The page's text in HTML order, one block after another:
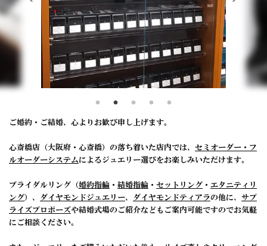
ご婚約・ご結婚、心よりお歓び申し上げます。
心斎橋店（大阪府・心斎橋）の落ち着いた店内では、 セミオーダー・フ
ルオーダーシステムによるジュエリー選びをお楽しみいただけます。
ブライダルリング（婚約指輪 ・ 結婚指輪 ・ セットリング ・ エタニティリ
ング）、 ダイヤモンドジュエリー、 ダイヤモンドティアラの他に、 サプ
ライズプロポーズや結婚式場のご紹介などもご案内可能ですのでお気軽
にご相談ください。